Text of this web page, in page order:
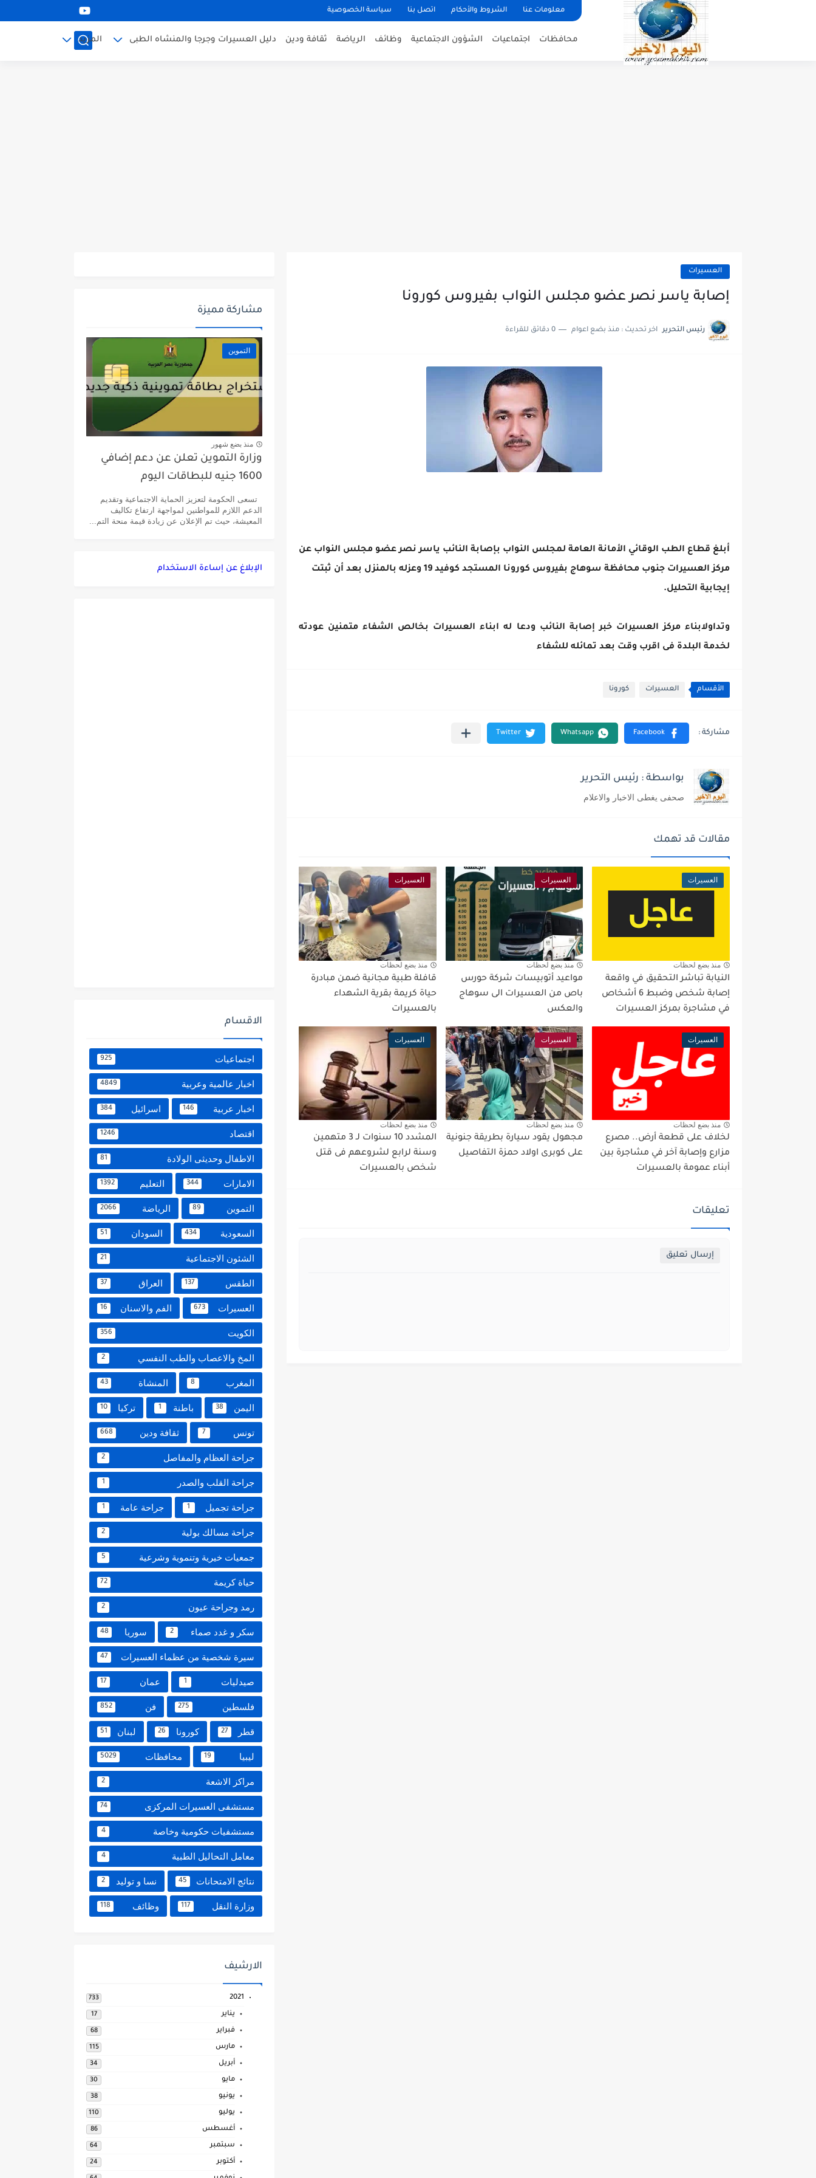
معلومات عنا الشروط والأحكام اتصل بنا سياسة الخصوصية
محافظات اجتماعيات الشؤون الاجتماعية وظائف الرياضة ثقافة ودين دليل العسيرات وجرجا والمنشاه الطبى المزيد
العسيرات
إصابة ياسر نصر عضو مجلس النواب بفيروس كورونا
رئيس التحرير اخر تحديث : منذ بضع اعوام 0 دقائق للقراءة
أبلغ قطاع الطب الوقائي الأمانة العامة لمجلس النواب بإصابة النائب ياسر نصر عضو مجلس النواب عن
مركز العسيرات جنوب محافظة سوهاج بفيروس كورونا المستجد كوفيد 19 وعزله بالمنزل بعد أن ثبتت
إيجابية التحليل.
وتداولابناء مركز العسيرات خبر إصابة النائب ودعا له ابناء العسيرات بخالص الشفاء متمنين عودته
لخدمة البلدة فى اقرب وقت بعد تمائله للشفاء
الأقسام العسيرات كورونا
بواسطة : رئيس التحرير
صحفى يغطى الاخبار والاعلام
مقالات قد تهمك
العسيرات
منذ بضع لحظات
النيابة تباشر التحقيق في واقعة
إصابة شخص وضبط 6 أشخاص
في مشاجرة بمركز العسيرات
العسيرات
منذ بضع لحظات
مواعيد أتوبيسات شركة حورس
باص من العسيرات الى سوهاج
والعكس
العسيرات
منذ بضع لحظات
قافلة طبية مجانية ضمن مبادرة
حياة كريمة بقرية الشهداء
بالعسيرات
العسيرات
منذ بضع لحظات
لخلاف على قطعة أرض.. مصرع
مزارع وإصابة آخر في مشاجرة بين
أبناء عمومة بالعسيرات
العسيرات
منذ بضع لحظات
مجهول يقود سيارة بطريقة جنونية
على كوبرى اولاد حمزة التفاصيل
العسيرات
منذ بضع لحظات
المشدد 10 سنوات لـ 3 متهمين
وسنة لرابع لشروعهم فى قتل
شخص بالعسيرات
تعليقات
إرسال تعليق
مشاركة مميزة
التموين
منذ بضع شهور
وزارة التموين تعلن عن دعم إضافي
1600 جنيه للبطاقات اليوم
تسعى الحكومة لتعزيز الحماية الاجتماعية وتقديم
الدعم اللازم للمواطنين لمواجهة ارتفاع تكاليف
المعيشة، حيث تم الإعلان عن زيادة قيمة منحة التم...
الإبلاغ عن إساءة الاستخدام
الاقسام
اجتماعيات 925
اخبار عالمية وعربية 4849
اخبار عربية 146 اسرائيل 384
اقتصاد 1246
الاطفال وحديثى الولادة 81
الامارات 344 التعليم 1392
التموين 89 الرياضة 2066
السعودية 434 السودان 51
الشئون الاجتماعية 21
الطقس 137 العراق 37
العسيرات 673 الفم والاسنان 16
الكويت 356
المخ والاعصاب والطب النفسي 2
المغرب 8 المنشاة 43
اليمن 38 باطنة 1 تركيا 10
تونس 7 ثقافة ودين 668
جراحة العظام والمفاصل 2
جراحة القلب والصدر 1
جراحة تجميل 1 جراحة عامة 1
جراحة مسالك بولية 2
جمعيات خيرية وتنموية وشرعية 5
حياة كريمة 72
رمد وجراحة عيون 2
سكر و غدد صماء 2 سوريا 48
سيرة شخصية من عظماء العسيرات 47
صيدليات 1 عمان 17
فلسطين 275 فن 852
قطر 27 كورونا 26 لبنان 51
ليبيا 19 محافظات 5029
مراكز الاشعة 2
مستشفى العسيرات المركزى 74
مستشفيات حكومية وخاصة 4
معامل التحاليل الطبية 4
نتائج الامتحانات 45 نسا و توليد 2
وزارة النقل 117 وظائف 118
الارشيف
2021
733
يناير 17
فبراير 68
مارس 115
أبريل 34
مايو 30
يونيو 38
يوليو 110
أغسطس 86
سبتمبر 64
أكتوبر 24